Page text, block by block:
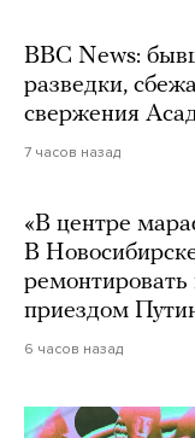
BBC News:
разведки,
свержения
7 часов назад
«В центре
В
приездом
6 часов назад